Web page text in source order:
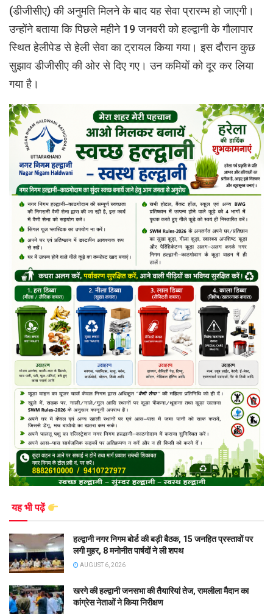
(डीजीसीए) की अनुमति मिलने के बाद यह सेवा प्रारम्भ हो जाएगी।
उन्होंने बताया कि पिछले महीने 19 जनवरी को हल्द्वानी के गौलापार
स्थित हेलीपेड से हेली सेवा का ट्रायल किया गया। इस दौरान कुछ
सुझाव डीजीसीए की ओर से दिए गए। उन कमियों को दूर कर लिया
गया है।
यह भी पढ़ें
हल्द्वानी नगर निगम बोर्ड की बड़ी बैठक, 15 जनहित प्रस्तावों पर
लगी मुहर, 8 मनोनीत पार्षदों ने ली शपथ
AUGUST 6, 2026
खरगे की हल्द्वानी जनसभा की तैयारियां तेज, रामलीला मैदान का
कांग्रेस नेताओं ने किया निरीक्षण